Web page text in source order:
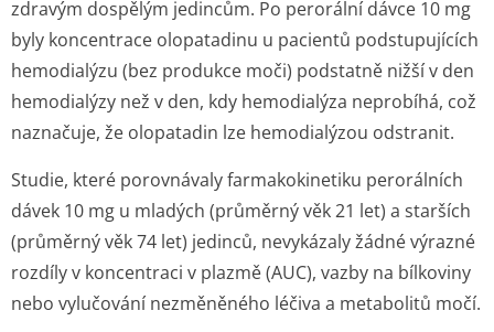
zdravým dospělým jedincům. Po perorální dávce 10 mg
byly koncentrace olopatadinu u pacientů podstupujících
hemodialýzu (bez produkce moči) podstatně nižší v den
hemodialýzy než v den, kdy hemodialýza neprobíhá, což
naznačuje, že olopatadin lze hemodialýzou odstranit.
Studie, které porovnávaly farmakokinetiku perorálních
dávek 10 mg u mladých (průměrný věk 21 let) a starších
(průměrný věk 74 let) jedinců, nevykázaly žádné výrazné
rozdíly v koncentraci v plazmě (AUC), vazby na bílkoviny
nebo vylučování nezměněného léčiva a metabolitů močí.